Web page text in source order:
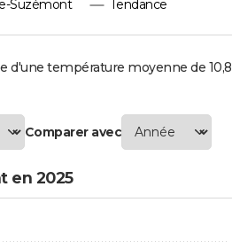
Suzémont Tendance
d'une température moyenne de 10,8
Comparer avec
en 2025